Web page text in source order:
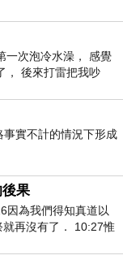
綁到 SpaceX 的
想成為通
教育、搜尋、程
全、可控的企業
端、Android 與
絡、眼鏡與內容
，也是將 AI 放進
力合作值得放在
Colossus 1 資
一次泡冷水澡， 感覺
， 後來打雷把我吵
實不計的情況下形成
果
因為我們得知真道以
再沒有了． 10:27惟
人的烈火